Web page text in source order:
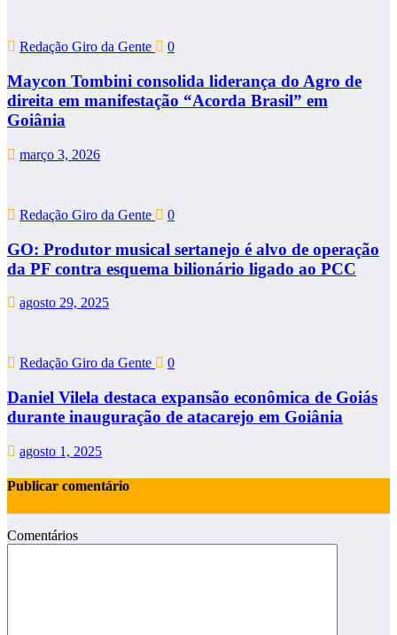
Redação Giro da Gente 0
Maycon Tombini consolida liderança do Agro de
direita em manifestação “Acorda Brasil” em
Goiânia
março 3, 2026
Redação Giro da Gente 0
GO: Produtor musical sertanejo é alvo de operação
da PF contra esquema bilionário ligado ao PCC
agosto 29, 2025
Redação Giro da Gente 0
Daniel Vilela destaca expansão econômica de Goiás
durante inauguração de atacarejo em Goiânia
agosto 1, 2025
Publicar comentário
Comentários